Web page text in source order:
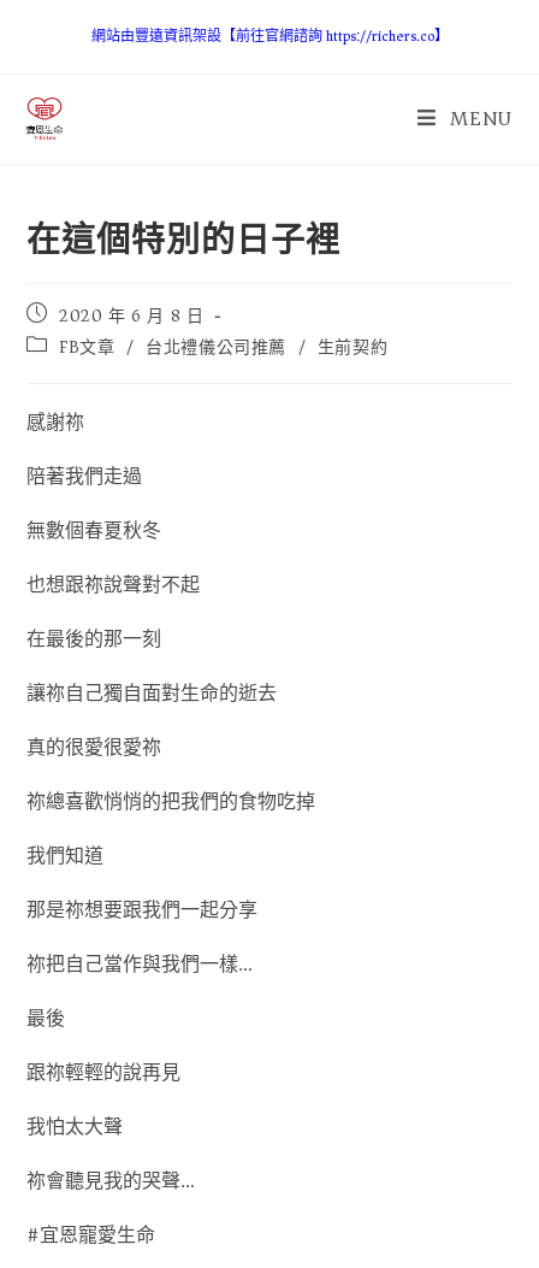
網站由豐遠資訊架設【前往官網諮詢 https://richers.co】
MENU
在這個特別的日子裡
2020 年 6 月 8 日
FB文章 / 台北禮儀公司推薦 / 生前契約
感謝祢
陪著我們走過
無數個春夏秋冬
也想跟祢說聲對不起
在最後的那一刻
讓祢自己獨自面對生命的逝去
真的很愛很愛祢
祢總喜歡悄悄的把我們的食物吃掉
我們知道
那是祢想要跟我們一起分享
祢把自己當作與我們一樣…
最後
跟祢輕輕的說再見
我怕太大聲
祢會聽見我的哭聲…
#宜恩寵愛生命